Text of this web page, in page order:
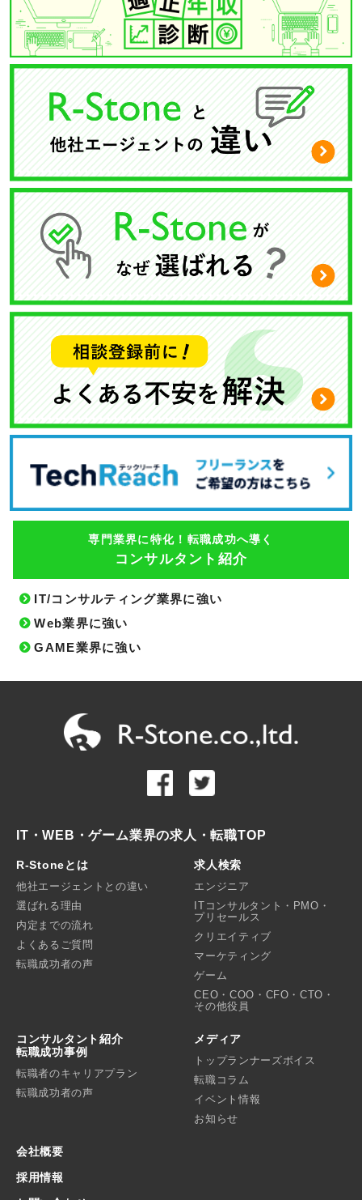
専門業界に特化！転職成功へ導く
コンサルタント紹介
IT/コンサルティング業界に強い
Web業界に強い
GAME業界に強い
IT・WEB・ゲーム業界の求人・転職TOP
R-Stoneとは
他社エージェントとの違い
選ばれる理由
内定までの流れ
よくあるご質問
転職成功者の声
求人検索
エンジニア
ITコンサルタント・PMO・
プリセールス
クリエイティブ
マーケティング
ゲーム
CEO・COO・CFO・CTO・
その他役員
コンサルタント紹介
転職成功事例
転職者のキャリアプラン
転職成功者の声
メディア
トップランナーズボイス
転職コラム
イベント情報
お知らせ
会社概要
採用情報